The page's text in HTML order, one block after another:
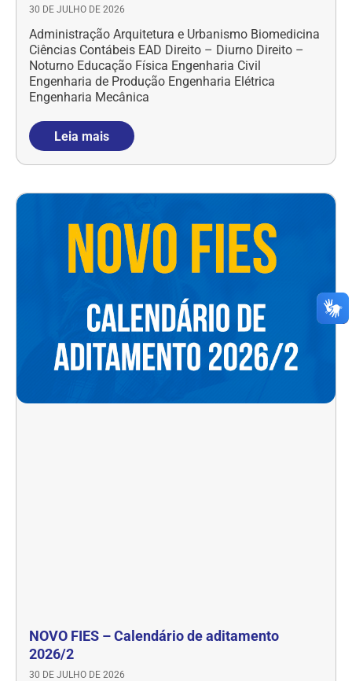
30 DE JULHO DE 2026
Administração Arquitetura e Urbanismo Biomedicina
Ciências Contábeis EAD Direito – Diurno Direito –
Noturno Educação Física Engenharia Civil
Engenharia de Produção Engenharia Elétrica
Engenharia Mecânica
Leia mais
NOVO FIES – Calendário de aditamento
2026/2
30 DE JULHO DE 2026